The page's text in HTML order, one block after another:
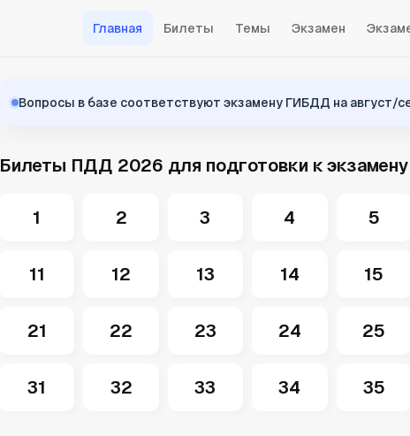
Главная Билеты Темы Экзамен
Вопросы в базе соответствуют экзамену ГИБДД на август/
Билеты ПДД 2026 для подготовки к
1 2 3 4 5
11 12 13 14 15
21 22 23 24 25
31 32 33 34 35